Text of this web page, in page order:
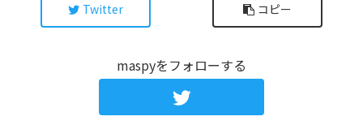
Twitter コピー
maspyをフォローする